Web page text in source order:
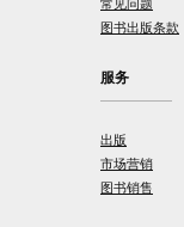
图书出版条款
服务
出版
市场营销
图书销售